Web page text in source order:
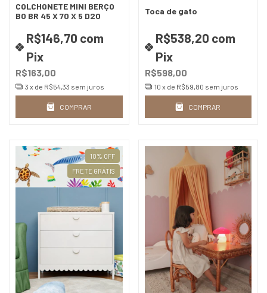
COLCHONETE MINI BERÇO
BO BR 45 X 70 X 5 D20
R$163,00
R$146,70 com
Pix
3 x de R$54,33 sem juros
COMPRAR
Toca de gato
R$598,00
R$538,20 com
Pix
10 x de R$59,80 sem juros
COMPRAR
10% OFF
FRETE GRÁTIS